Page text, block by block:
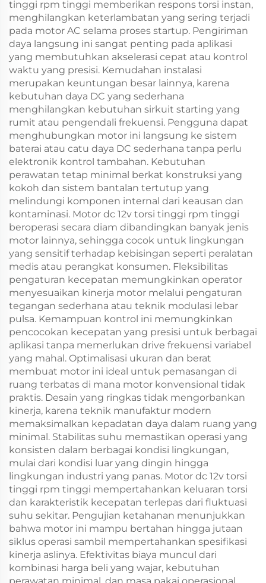
tinggi rpm tinggi memberikan respons torsi instan,
menghilangkan keterlambatan yang sering terjadi
pada motor AC selama proses startup. Pengiriman
daya langsung ini sangat penting pada aplikasi
yang membutuhkan akselerasi cepat atau kontrol
waktu yang presisi. Kemudahan instalasi
merupakan keuntungan besar lainnya, karena
kebutuhan daya DC yang sederhana
menghilangkan kebutuhan sirkuit starting yang
rumit atau pengendali frekuensi. Pengguna dapat
menghubungkan motor ini langsung ke sistem
baterai atau catu daya DC sederhana tanpa perlu
elektronik kontrol tambahan. Kebutuhan
perawatan tetap minimal berkat konstruksi yang
kokoh dan sistem bantalan tertutup yang
melindungi komponen internal dari keausan dan
kontaminasi. Motor dc 12v torsi tinggi rpm tinggi
beroperasi secara diam dibandingkan banyak jenis
motor lainnya, sehingga cocok untuk lingkungan
yang sensitif terhadap kebisingan seperti peralatan
medis atau perangkat konsumen. Fleksibilitas
pengaturan kecepatan memungkinkan operator
menyesuaikan kinerja motor melalui pengaturan
tegangan sederhana atau teknik modulasi lebar
pulsa. Kemampuan kontrol ini memungkinkan
pencocokan kecepatan yang presisi untuk berbagai
aplikasi tanpa memerlukan drive frekuensi variabel
yang mahal. Optimalisasi ukuran dan berat
membuat motor ini ideal untuk pemasangan di
ruang terbatas di mana motor konvensional tidak
praktis. Desain yang ringkas tidak mengorbankan
kinerja, karena teknik manufaktur modern
memaksimalkan kepadatan daya dalam ruang yang
minimal. Stabilitas suhu memastikan operasi yang
konsisten dalam berbagai kondisi lingkungan,
mulai dari kondisi luar yang dingin hingga
lingkungan industri yang panas. Motor dc 12v torsi
tinggi rpm tinggi mempertahankan keluaran torsi
dan karakteristik kecepatan terlepas dari fluktuasi
suhu sekitar. Pengujian ketahanan menunjukkan
bahwa motor ini mampu bertahan hingga jutaan
siklus operasi sambil mempertahankan spesifikasi
kinerja aslinya. Efektivitas biaya muncul dari
kombinasi harga beli yang wajar, kebutuhan